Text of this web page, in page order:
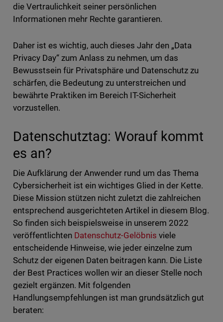
die Vertraulichkeit seiner persönlichen
Informationen mehr Rechte garantieren.
Daher ist es wichtig, auch dieses Jahr den „Data
Privacy Day“ zum Anlass zu nehmen, um das
Bewusstsein für Privatsphäre und Datenschutz zu
schärfen, die Bedeutung zu unterstreichen und
bewährte Praktiken im Bereich IT-Sicherheit
vorzustellen.
Datenschutztag: Worauf kommt
es an?
Die Aufklärung der Anwender rund um das Thema
Cybersicherheit ist ein wichtiges Glied in der Kette.
Diese Mission stützen nicht zuletzt die zahlreichen
entsprechend ausgerichteten Artikel in diesem Blog.
So finden sich beispielsweise in unserem 2022
veröffentlichten Datenschutz-Gelöbnis viele
entscheidende Hinweise, wie jeder einzelne zum
Schutz der eigenen Daten beitragen kann. Die Liste
der Best Practices wollen wir an dieser Stelle noch
gezielt ergänzen. Mit folgenden
Handlungsempfehlungen ist man grundsätzlich gut
beraten: